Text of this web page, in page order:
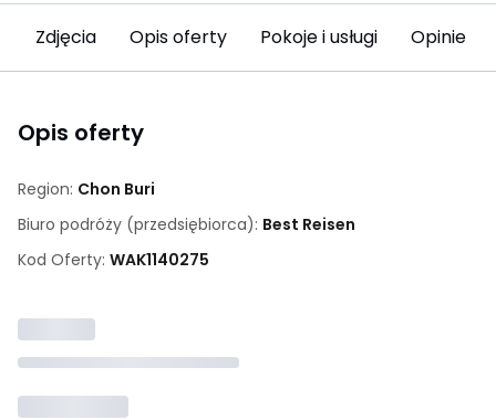
Zdjęcia Opis oferty Pokoje i usługi Opinie
Opis oferty
Region: Chon Buri
Biuro podróży (przedsiębiorca): Best Reisen
Kod Oferty: WAK1140275